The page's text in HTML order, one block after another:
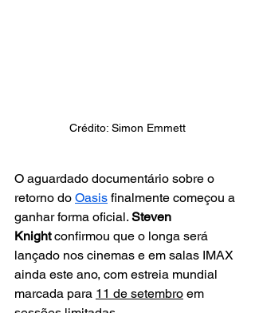
Crédito: Simon Emmett
O aguardado documentário sobre o
retorno do Oasis finalmente começou a
ganhar forma oficial. Steven
Knight confirmou que o longa será
lançado nos cinemas e em salas IMAX
ainda este ano, com estreia mundial
marcada para 11 de setembro em